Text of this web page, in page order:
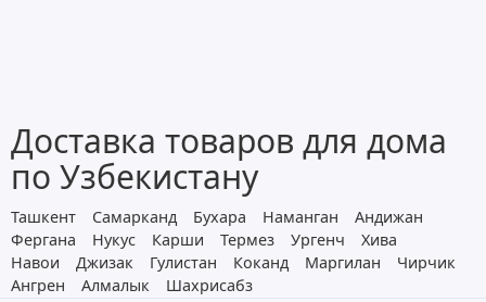
Доставка товаров для дома
по Узбекистану
Ташкент Самарканд Бухара Наманган
Андижан
Фергана
Нукус Карши Термез Ургенч
Хива
Навои
Джизак Гулистан Коканд Маргилан
Чирчик
Ангрен
Алмалык Шахрисабз